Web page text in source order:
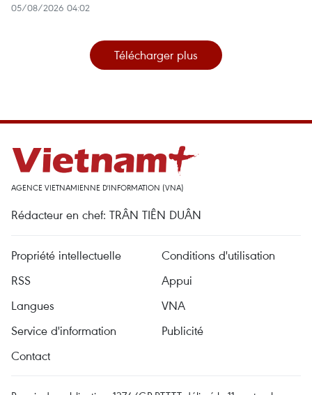
05/08/2026 04:02
Télécharger plus
AGENCE VIETNAMIENNE D'INFORMATION (VNA)
Rédacteur en chef: TRÂN TIÊN DUÂN
Propriété intellectuelle
Conditions d'utilisation
RSS
Appui
Langues
VNA
Service d'information
Publicité
Contact